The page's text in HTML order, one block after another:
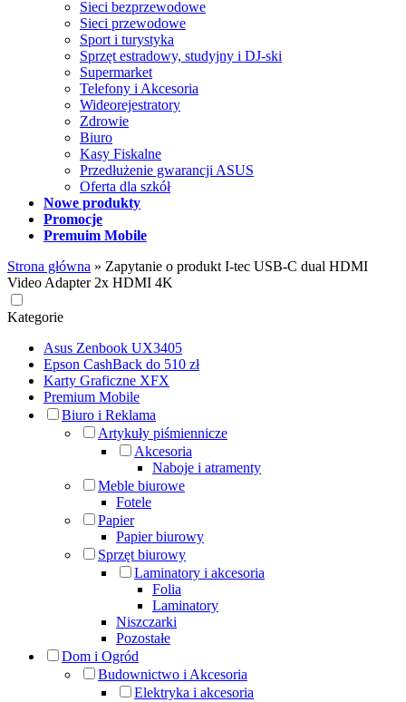
Sieci bezprzewodowe
Sieci przewodowe
Sport i turystyka
Sprzęt estradowy, studyjny i DJ-ski
Supermarket
Telefony i Akcesoria
Wideorejestratory
Zdrowie
Biuro
Kasy Fiskalne
Przedłużenie gwarancji ASUS
Oferta dla szkół
Nowe produkty
Promocje
Premuim Mobile
Strona główna » Zapytanie o produkt I-tec USB-C dual HDMI
Video Adapter 2x HDMI 4K
Kategorie
Asus Zenbook UX3405
Epson CashBack do 510 zł
Karty Graficzne XFX
Premium Mobile
Biuro i Reklama
Artykuły piśmiennicze
Akcesoria
Naboje i atramenty
Meble biurowe
Fotele
Papier
Papier biurowy
Sprzęt biurowy
Laminatory i akcesoria
Folia
Laminatory
Niszczarki
Pozostałe
Dom i Ogród
Budownictwo i Akcesoria
Elektryka i akcesoria